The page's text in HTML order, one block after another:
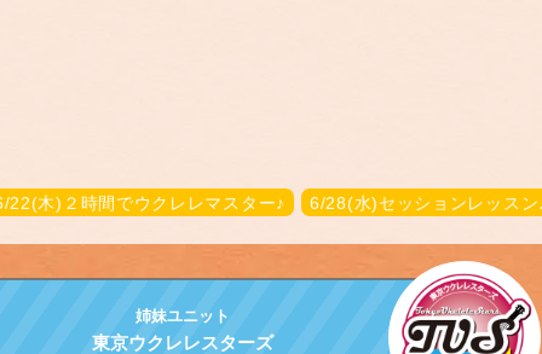
22(木)２時間でウクレレマスター♪ 6/28(水)セッションレッスン
姉妹ユニット
東京ウクレレスターズ